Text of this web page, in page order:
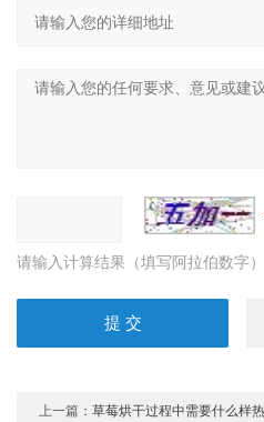
请输入计算结果（填写阿拉伯数字
上一篇：草莓烘干过程中需要什么样